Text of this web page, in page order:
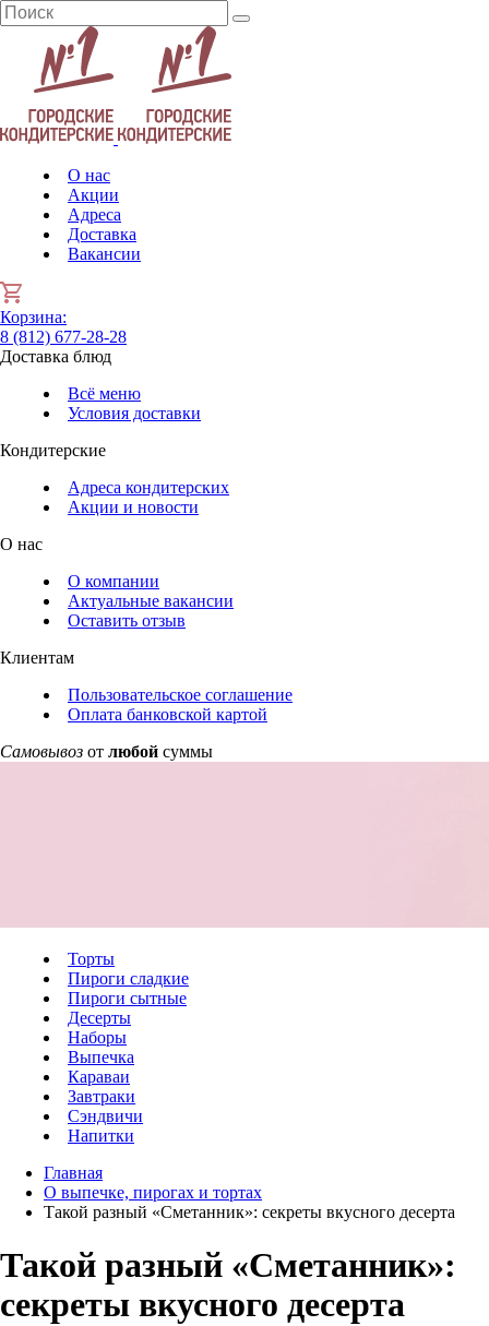
О нас
Акции
Адреса
Доставка
Вакансии
Корзина:
8 (812) 677-28-28
Доставка блюд
Всё меню
Условия доставки
Кондитерские
Адреса кондитерских
Акции и новости
О нас
О компании
Актуальные вакансии
Оставить отзыв
Клиентам
Пользовательское соглашение
Оплата банковской картой
Самовывоз от любой суммы
Торты
Пироги сладкие
Пироги сытные
Десерты
Наборы
Выпечка
Караваи
Завтраки
Сэндвичи
Напитки
Главная
О выпечке, пирогах и тортах
Такой разный «Сметанник»: секреты вкусного десерта
Такой разный «Сметанник»:
секреты вкусного десерта